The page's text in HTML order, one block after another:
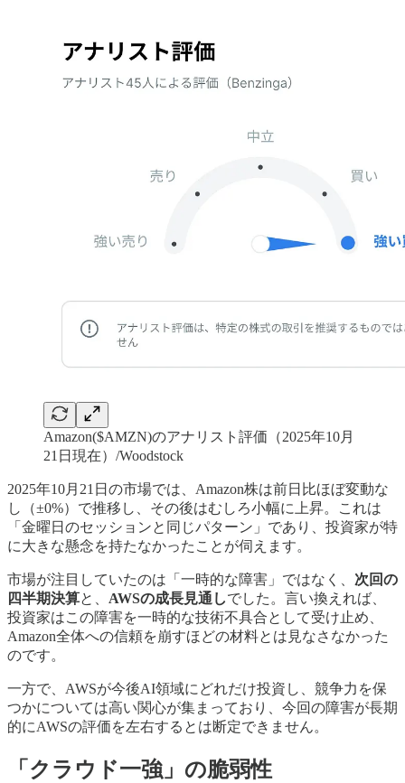
Amazon($AMZN)のアナリスト評価（2025年10月
21日現在）/Woodstock
2025年10月21日の市場では、Amazon株は前日比ほぼ変動な
し（±0%）で推移し、その後はむしろ小幅に上昇。これは
「金曜日のセッションと同じパターン」であり、投資家が特
に大きな懸念を持たなかったことが伺えます。
市場が注目していたのは「一時的な障害」ではなく、 次回の
四半期決算と、 AWSの成長見通しでした。言い換えれば、
投資家はこの障害を一時的な技術不具合として受け止め、
Amazon全体への信頼を崩すほどの材料とは見なさなかった
のです。
一方で、AWSが今後AI領域にどれだけ投資し、競争力を保
つかについては高い関心が集まっており、今回の障害が長期
的にAWSの評価を左右するとは断定できません。
「クラウド一強」の脆弱性